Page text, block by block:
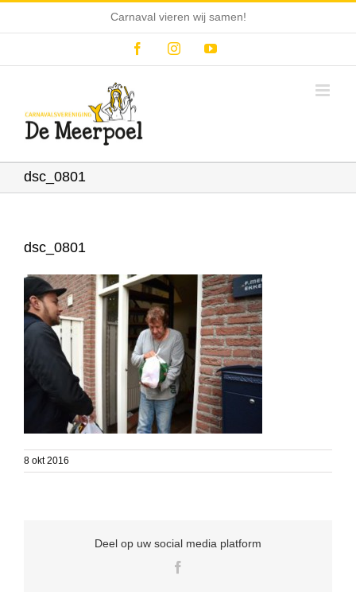
Carnaval vieren wij samen!
FacebookInstagramYouTube
dsc_0801
dsc_0801
8 okt 2016
Deel op uw social media platform